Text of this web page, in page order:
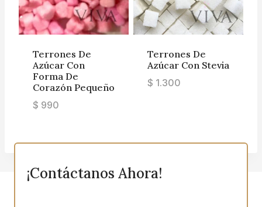
Terrones De
Azúcar Con
Forma De
Corazón Pequeño
$ 990
Terrones De
Azúcar Con Stevia
$ 1.300
¡Contáctanos Ahora!